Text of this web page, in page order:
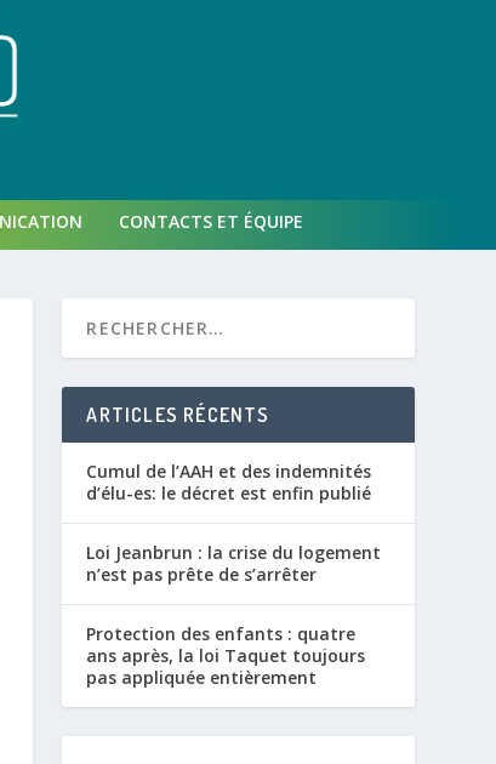
CONTACTS ET ÉQUIPE
ARTICLES RÉCENTS
Cumul de l’AAH et des indemnités
d’élu-es: le décret est enfin publié
Loi Jeanbrun : la crise du logement
n’est pas prête de s’arrêter
Protection des enfants : quatre
ans après, la loi Taquet toujours
pas appliquée entièrement